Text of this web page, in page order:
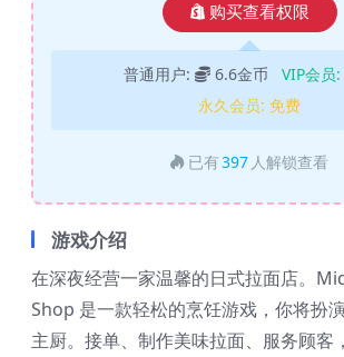
购买查看权限
普通用户: 6.6金币 VIP会员:
永久会员: 免费
已有397 人解锁查看
游戏介绍
在深夜经营一家温馨的日式拉面店。
Shop 是一款轻松的烹饪游戏，你将扮
主厨。接单、制作美味拉面、服务顾客